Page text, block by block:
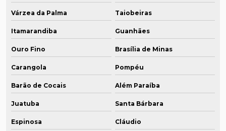
Várzea da Palma Taiobeiras
Itamarandiba Guanhães
Ouro Fino Brasília de Minas
Carangola Pompéu
Barão de Cocais Além Paraíba
Juatuba Santa Bárbara
Espinosa Cláudio